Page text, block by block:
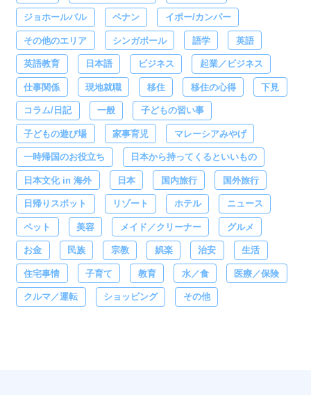
ジョホールバル ペナン イポー/カンパー
その他のエリア シンガポール 語学 英語
英語教育 日本語 ビジネス 起業／ビジネス
仕事関係 現地就職 移住 移住の心得 下見
コラム/日記 一般 子どもの習い事
子どもの遊び場 家事育児 マレーシアみやげ
一時帰国のお役立ち 日本から持ってくるといいもの
日本文化 in 海外 日本 国内旅行 国外旅行
日帰りスポット リゾート ホテル ニュース
ペット 美容 メイド／クリーナー グルメ
お金 民族 宗教 娯楽 治安 生活
住宅事情 子育て 教育 水／食 医療／保険
クルマ／運転 ショッピング その他